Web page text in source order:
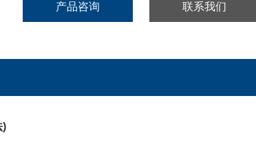
产品咨询 联系我们
)